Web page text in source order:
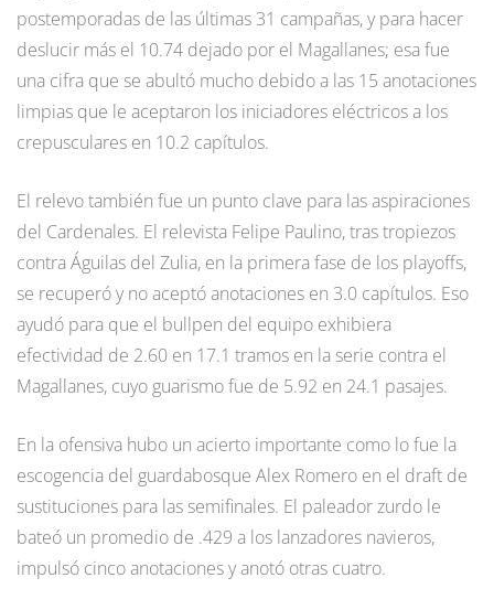
postemporadas de las últimas 31 campañas, y para hacer
deslucir más el 10.74 dejado por el Magallanes; esa fue
una cifra que se abultó mucho debido a las 15 anotaciones
limpias que le aceptaron los iniciadores eléctricos a los
crepusculares en 10.2 capítulos.
El relevo también fue un punto clave para las aspiraciones
del Cardenales. El relevista Felipe Paulino, tras tropiezos
contra Águilas del Zulia, en la primera fase de los playoffs,
se recuperó y no aceptó anotaciones en 3.0 capítulos. Eso
ayudó para que el bullpen del equipo exhibiera
efectividad de 2.60 en 17.1 tramos en la serie contra el
Magallanes, cuyo guarismo fue de 5.92 en 24.1 pasajes.
En la ofensiva hubo un acierto importante como lo fue la
escogencia del guardabosque Alex Romero en el draft de
sustituciones para las semifinales. El paleador zurdo le
bateó un promedio de .429 a los lanzadores navieros,
impulsó cinco anotaciones y anotó otras cuatro.